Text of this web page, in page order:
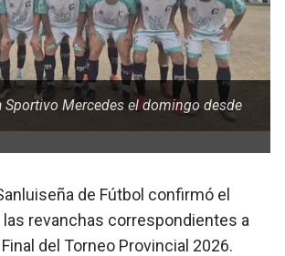
Sportivo Mercedes el domingo desde
de Fútbol confirmó el
revanchas correspondientes a
del Torneo Provincial 2026.